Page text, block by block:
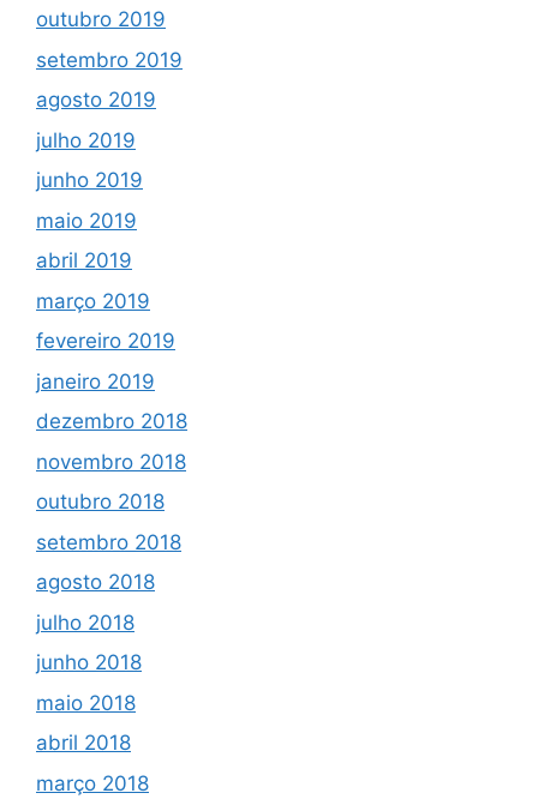
outubro 2019
setembro 2019
agosto 2019
julho 2019
junho 2019
maio 2019
abril 2019
março 2019
fevereiro 2019
janeiro 2019
dezembro 2018
novembro 2018
outubro 2018
setembro 2018
agosto 2018
julho 2018
junho 2018
maio 2018
abril 2018
março 2018